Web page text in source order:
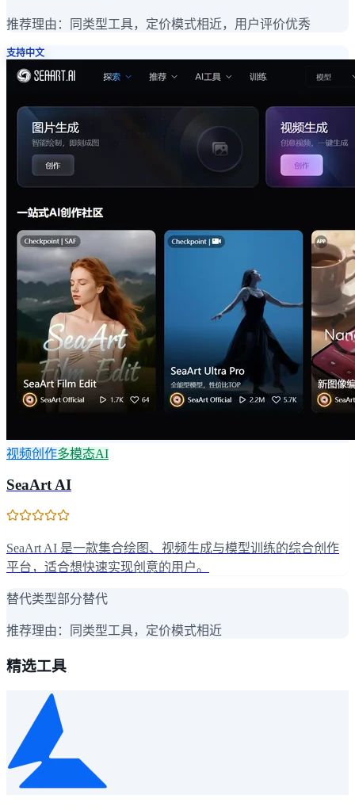
推荐理由： 同类型工具，定价模式相近，用户评价优秀
支持中文
视频创作多模态AI
SeaArt AI
SeaArt AI 是一款集合绘图、视频生成与模型训练的综合创作
平台，适合想快速实现创意的用户。
替代类型部分替代
推荐理由： 同类型工具，定价模式相近
精选工具